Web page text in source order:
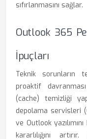
sıfırlanmasını sağlar.
Outlook 365
İpuçları
Teknik sorunların
proaktif
(cache) temizliği
depolama servisleri
ve Outlook
kararlılığını